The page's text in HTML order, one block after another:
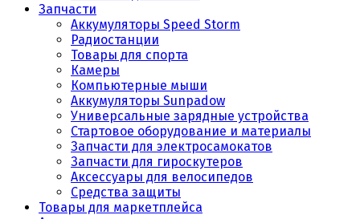
Запчасти
Аккумуляторы Speed Storm
Радиостанции
Товары для спорта
Камеры
Компьютерные мыши
Аккумуляторы Sunpadow
Универсальные зарядные устройства
Стартовое оборудование и материалы
Запчасти для электросамокатов
Запчасти для гироскутеров
Аксессуары для велосипедов
Средства защиты
Товары для маркетплейса